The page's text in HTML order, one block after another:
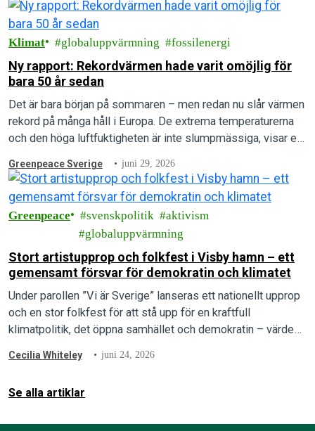
Klimat globaluppvärmning fossilenergi
Ny rapport: Rekordvärmen hade varit omöjlig för
bara 50 år sedan
Det är bara början på sommaren – men redan nu slår värmen
rekord på många håll i Europa. De extrema temperaturerna
och den höga luftfuktigheten är inte slumpmässiga, visar en
Greenpeace Sverige juni 29, 2026
Greenpeace svenskpolitik
aktivism
globaluppvärmning
Stort artistupprop och folkfest i Visby hamn – ett
gemensamt försvar för demokratin och klimatet
Under parollen ”Vi är Sverige” lanseras ett nationellt upprop
och en stor folkfest för att stå upp för en kraftfull
klimatpolitik, det öppna samhället och demokratin – värden
Cecilia Whiteley juni 24, 2026
Se alla artiklar